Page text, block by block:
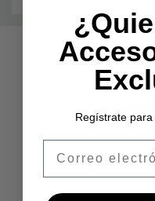
Pestaña
personalizada
Oferta 20%
Regístrate